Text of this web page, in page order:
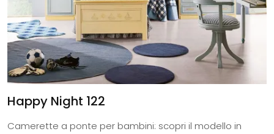
Happy Night 122
Camerette a ponte per bambini: scopri il modello in